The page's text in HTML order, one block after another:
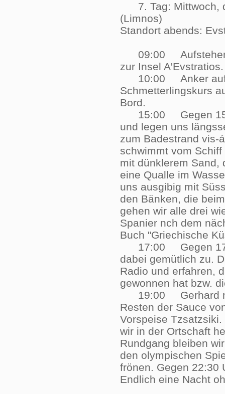
7. Tag: Mittwoch,
(Limnos)
Standort abends:
09:00 Aufstehen
zur Insel
10:00 Anker auf,
Schmetterlingskurs
Bord.
15:00 Gegen
und legen uns
zum Badestrand vis-
schwimmt vom
mit dünklerem Sand,
eine Qualle im
uns ausgibig mit
den Bänken, die
gehen wir alle drei
Spanier nch dem
Buch "Griechische
17:00 Gegen
dabei gemütlich zu.
Radio und erfahren,
gewonnen hat bzw.
19:00 Gerhard
Resten der Sauce
Vorspeise
wir in der Ortschaft
Rundgang bleiben
den olympischen
frönen. Gegen 22:30
Endlich eine Nacht